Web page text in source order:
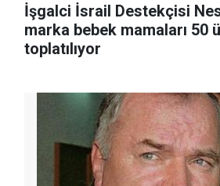
İşgalci İsrail Destekçisi
marka bebek mamaları 50
toplatılıyor